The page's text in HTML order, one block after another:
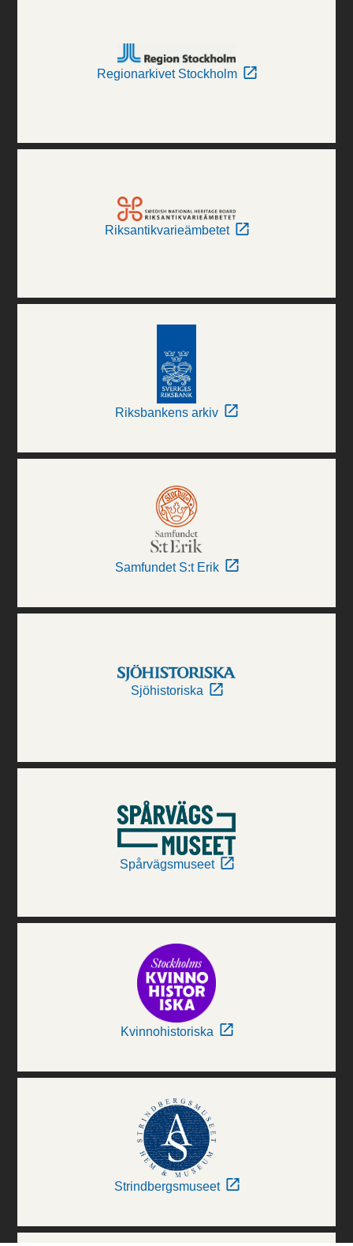
Regionarkivet Stockholm
Riksantikvarieämbetet
Riksbankens arkiv
Samfundet S:t Erik
Sjöhistoriska
Spårvägsmuseet
Kvinnohistoriska
Strindbergsmuseet